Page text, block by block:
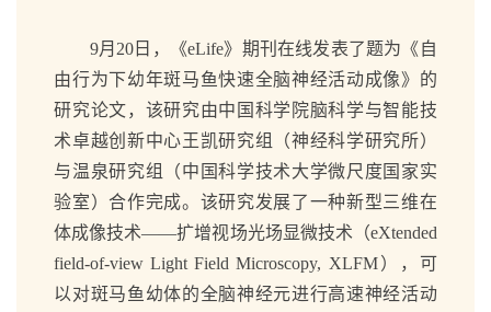
9月20日，《eLife》期刊在线发表了题为《自
由行为下幼年斑马鱼快速全脑神经活动成像》的
研究论文，该研究由中国科学院脑科学与智能技
术卓越创新中心王凯研究组（神经科学研究所）
与温泉研究组（中国科学技术大学微尺度国家实
验室）合作完成。该研究发展了一种新型三维在
体成像技术——扩增视场光场显微技术（eXtended
field-of-view Light Field Microscopy, XLFM），可
以对斑马鱼幼体的全脑神经元进行高速神经活动